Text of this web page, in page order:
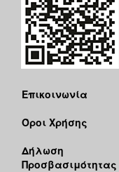
Επικοινωνία
Όροι Χρήσης
Δήλωση
Προσβασιμότητας